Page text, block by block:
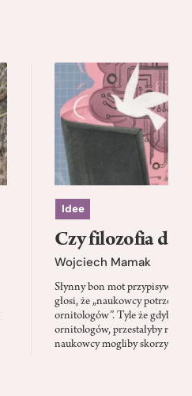
Idee
Czy filozofia da
Wojciech Mamak
Słynny bon mot
głosi, że „naukowcy
ornitologów”. Tyle że gdyby
ornitologów, przestałyby
naukowcy mogliby skorzystać